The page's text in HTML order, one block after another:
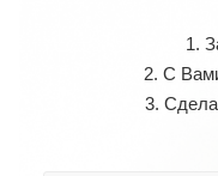
1.
2. С
3.